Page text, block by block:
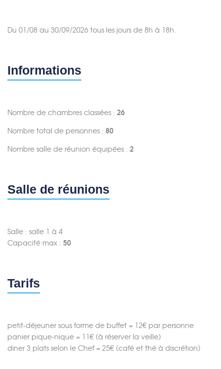
Du 01/08 au 30/09/2026 tous les jours de 8h à 18h.
Informations
Nombre de chambres classées : 26
Nombre total de personnes : 80
Nombre salle de réunion équipées : 2
Salle de réunions
Salle : salle 1 à 4
Capacité max : 50
Tarifs
petit-déjeuner sous forme de buffet = 12€ par personne
panier pique-nique = 11€ (à réserver la veille)
diner 3 plats selon le Chef = 25€ (café et thé à discrétion)
Merci de patienter...